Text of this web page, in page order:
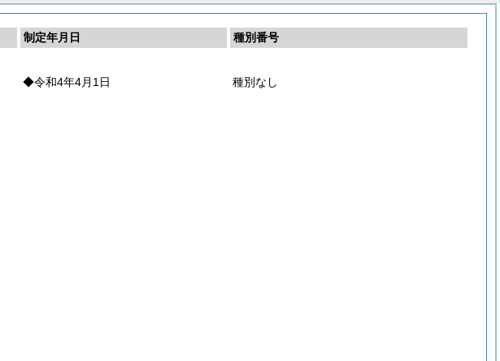
制定年月日
種別番号
◆令和4年4月1日 種別なし